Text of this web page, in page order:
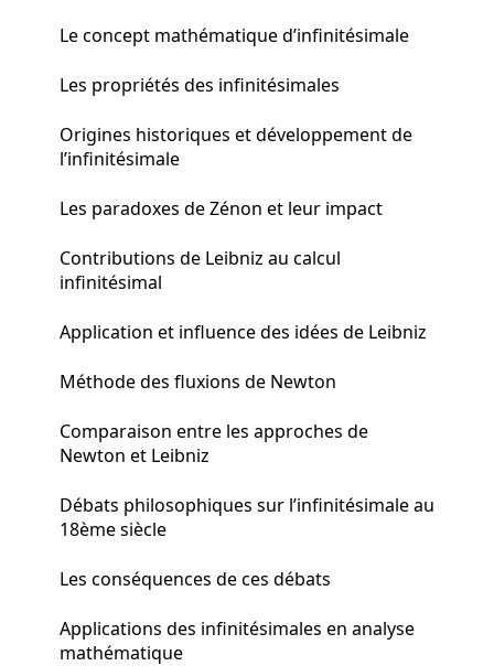
Le concept mathématique d’infinitésimale
Les propriétés des infinitésimales
Origines historiques et développement de
l’infinitésimale
Les paradoxes de Zénon et leur impact
Contributions de Leibniz au calcul
infinitésimal
Application et influence des idées de Leibniz
Méthode des fluxions de Newton
Comparaison entre les approches de
Newton et Leibniz
Débats philosophiques sur l’infinitésimale au
18ème siècle
Les conséquences de ces débats
Applications des infinitésimales en analyse
mathématique